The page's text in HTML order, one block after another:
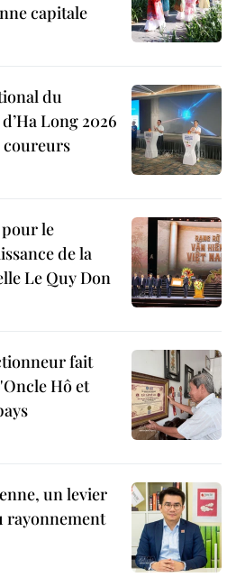
capitale
du
Long 2026
coureurs
le
de la
Le Quy Don
fait
Hô et
un levier
rayonnement